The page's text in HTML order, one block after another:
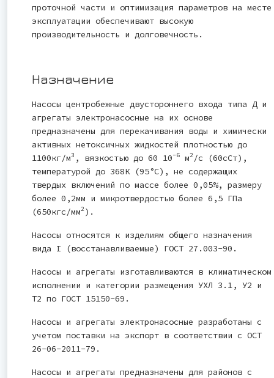
проточной части и оптимизация параметров на месте
эксплуатации обеспечивают высокую
производительность и долговечность.
Назначение
Насосы центробежные двустороннего входа типа Д и
агрегаты электронасосные на их основе
предназначены для перекачивания воды и химически
активных нетоксичных жидкостей плотностью до
1100кг/м3 , вязкостью до 60 10-6 м2/с (60сСт),
температурой до 368К (95°С), не содержащих
твердых включений по массе более 0,05%, размеру
более 0,2мм и микротвердостью более 6,5 ГПа
(650кгс/мм2).
Насосы относятся к изделиям общего назначения
вида I (восстанавливаемые) ГОСТ 27.003-90.
Насосы и агрегаты изготавливаются в климатическом
исполнении и категории размещения УХЛ 3.1, У2 и
Т2 по ГОСТ 15150-69.
Насосы и агрегаты электронасосные разработаны с
учетом поставки на экспорт в соответствии с ОСТ
26-06-2011-79.
Насосы и агрегаты предназначены для районов с